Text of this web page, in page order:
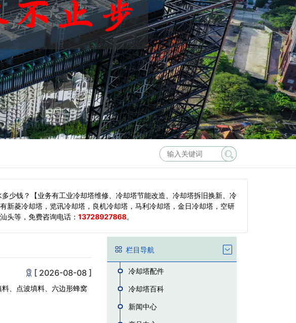
少钱？【业务有工业冷却塔维修、冷却塔节能改造、冷却塔拆旧换新、冷
新菱冷却塔，览讯冷却塔，良机冷却塔，马利冷却塔，金日冷却塔，空研
头等， 免费咨询电话： 13728927868。
[ 2026-08-08 ]
、点波填料、六边形蜂窝
栏目导航
冷却塔配件
冷却塔百科
新闻中心